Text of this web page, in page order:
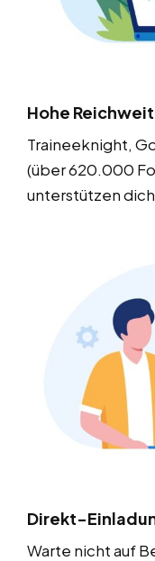
Hohe
Traineeknight,
(über 620.000
unterstützen
Direkt-
Warte nicht auf